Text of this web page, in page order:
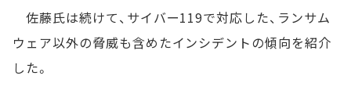
佐藤氏は続けて、サイバー119で対応した、ランサム
ウェア以外の脅威も含めたインシデントの傾向を紹介
した。